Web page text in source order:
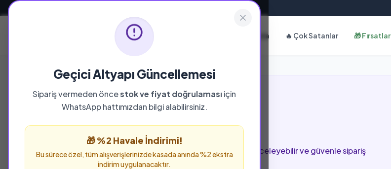
Geçici Altyapı Güncellemesi
Sipariş vermeden öncestok ve fiyat doğrulamasıiçin
WhatsApp hattımızdan bilgi alabilirsiniz.
🎁 %2 Havale İndirimi!
Bu sürece özel, tüm alışverişlerinizde kasada anında %2 ekstra
indirim uygulanacaktır.
Hakkımızda 🔥 Çok Satanlar 🎁 Fırsatlar
YAYINEVI
İnkilap Kitapevi
İnkilap Kitapevi yayınevine ait tüm eserleri bu sayfada inceleyebilir ve güvenle sipariş
verebilirsiniz.